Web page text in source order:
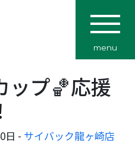
menu
ップ🏀応援
日 - サイバック龍ヶ崎店